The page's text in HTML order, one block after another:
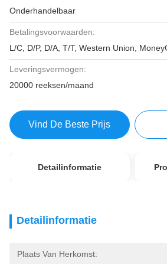
Onderhandelbaar
Betalingsvoorwaarden:
L/C, D/P, D/A, T/T, Western Union,
Leveringsvermogen:
20000 reeksen/maand
Vind De Beste Prijs
Detailinformatie
Detailinformatie
Plaats Van Herkomst: